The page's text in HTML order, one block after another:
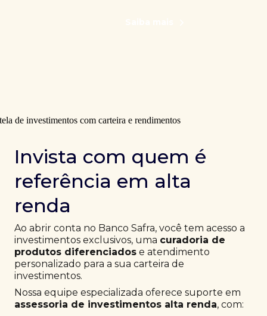
Invista com quem é
referência em alta
renda
Ao abrir conta no Banco Safra, você tem acesso a
investimentos exclusivos, uma curadoria de
produtos diferenciados e atendimento
personalizado para a sua carteira de
investimentos.
Nossa equipe especializada oferece suporte em
assessoria de investimentos alta renda, com: